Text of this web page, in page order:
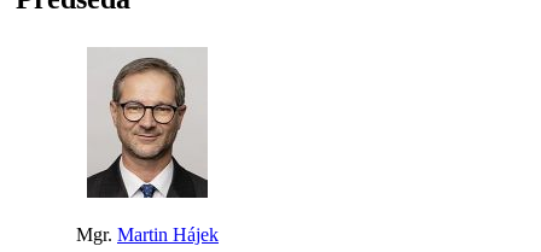
Mgr. Martin Hájek